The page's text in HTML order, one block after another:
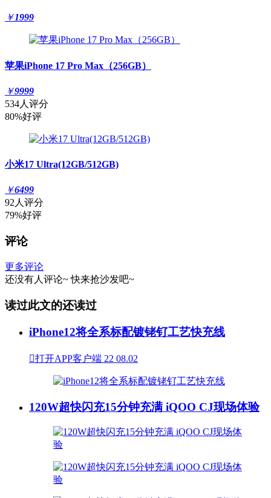
￥1999
苹果iPhone 17 Pro Max（256GB）
￥9999
534人评分
80%好评
小米17 Ultra(12GB/512GB)
￥6499
92人评分
79%好评
评论
更多评论
还没有人评论~ 快来抢沙发吧~
读过此文的还读过
iPhone12将全系标配镀铑钌工艺快充线
打开APP客户端 22 08.02
120W超快闪充15分钟充满 iQOO CJ现场体验